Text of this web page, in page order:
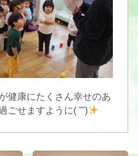
健康にたくさん幸せのあ
ごせますように( ˘˘)